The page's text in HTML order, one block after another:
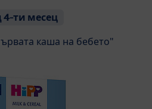
4-ти месец
каша на бебето"